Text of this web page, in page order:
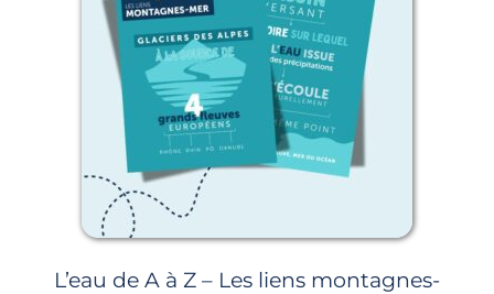
L’eau de A à Z – Les liens montagnes-